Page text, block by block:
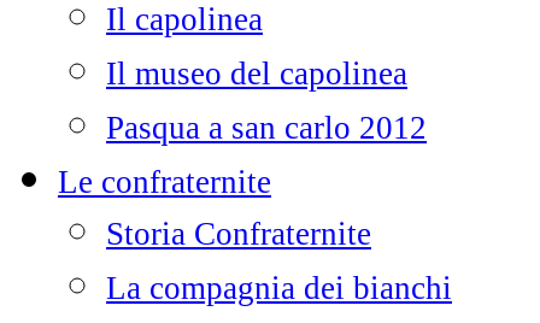
Il capolinea
Il museo del capolinea
Pasqua a san carlo 2012
Le confraternite
Storia Confraternite
La compagnia dei bianchi